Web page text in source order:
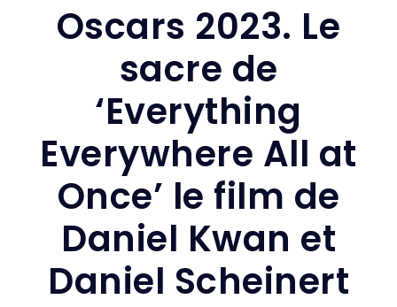
Oscars 2023. Le
sacre de
‘Everything
Everywhere All at
Once’ le film de
Daniel Kwan et
Daniel Scheinert